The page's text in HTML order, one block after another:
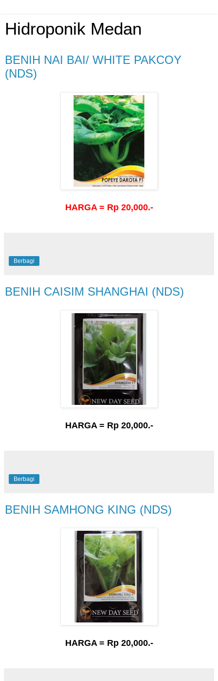
Hidroponik Medan
BENIH NAI BAI/ WHITE PAKCOY
(NDS)
HARGA = Rp 20,000.-
Berbagi
BENIH CAISIM SHANGHAI (NDS)
HARGA = Rp 20,000.-
Berbagi
BENIH SAMHONG KING (NDS)
HARGA = Rp 20,000.-